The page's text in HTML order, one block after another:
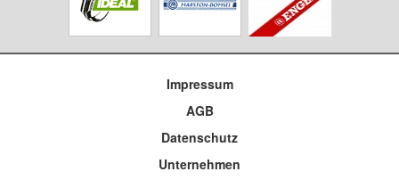
Impressum
AGB
Datenschutz
Unternehmen